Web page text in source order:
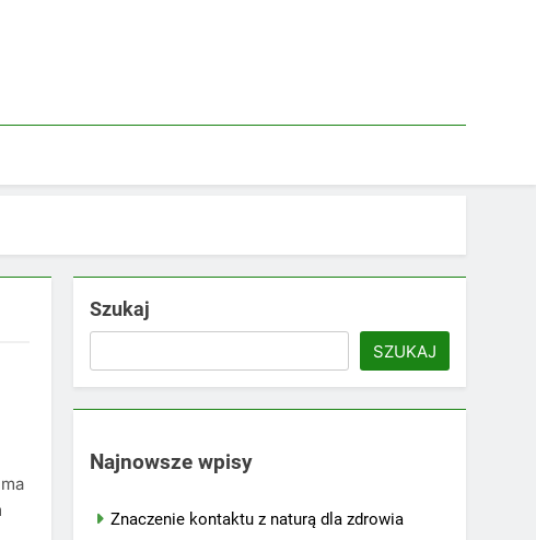
Szukaj
SZUKAJ
Najnowsze wpisy
Znaczenie kontaktu z naturą dla zdrowia